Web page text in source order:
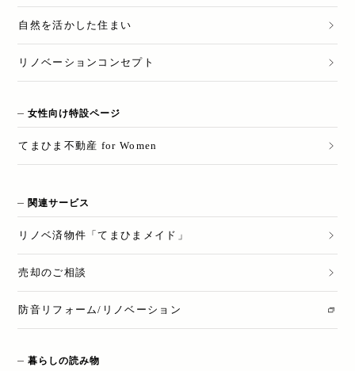
自然を活かした住まい
リノベーションコンセプト
女性向け特設ページ
てまひま不動産 for Women
関連サービス
リノベ済物件「てまひまメイド」
売却のご相談
防音リフォーム/リノベーション
暮らしの読み物